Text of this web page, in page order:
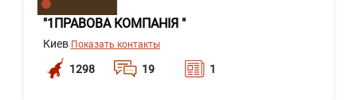
"1ПРАВОВА КОМПАНІЯ "
Киев Показать контакты
1298 19 1